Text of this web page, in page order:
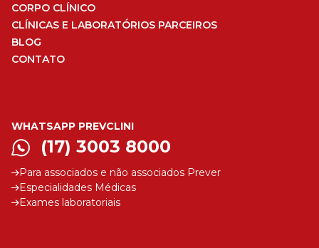
CORPO CLÍNICO
CLÍNICAS E LABORATÓRIOS PARCEIROS
BLOG
CONTATO
WHATSAPP PREVCLINI
(17) 3003 8000
Para associados e não associados Prever
Especialidades Médicas
Exames laboratoriais